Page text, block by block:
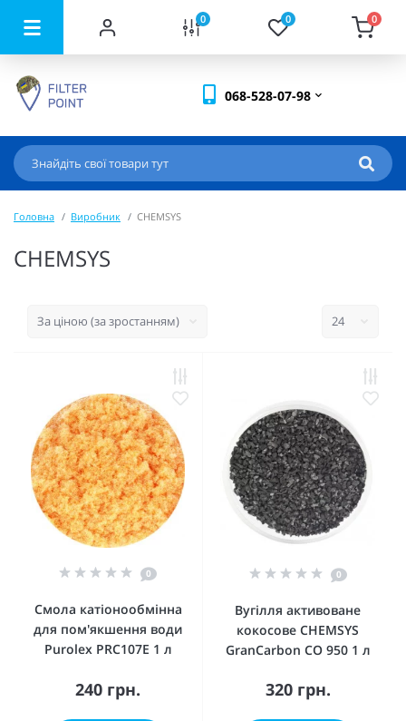
0 0 0
068-528-07-98
Головна Виробник CHEMSYS
CHEMSYS
0
Смола катіонообмінна
для пом'якшення води
Purolex PRC107E 1 л
240 грн.
0
Вугілля активоване
кокосове CHEMSYS
GranCarbon CO 950 1 л
320 грн.